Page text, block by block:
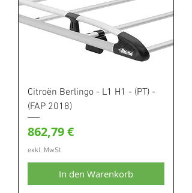
Citroën Berlingo - L1 H1 - (PT) -
(FAP 2018)
Preis
862,79 €
exkl. MwSt.
In den Warenkorb